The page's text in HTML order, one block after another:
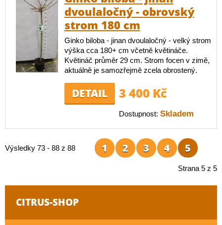
dvoulaločný - obrovský
strom 180 cm
Ginko biloba - jinan dvoulaločný - velký strom
výška cca 180+ cm včetně květináče.
Květináč průměr 29 cm. Strom focen v zimě,
aktuálně je samozřejmě zcela obrostený.
DETAIL 3 400 Kč
Dostupnost: Skladem
Výsledky 73 - 88 z 88 1 2 3 4 5
Strana 5 z 5
CITRUS-SHOP